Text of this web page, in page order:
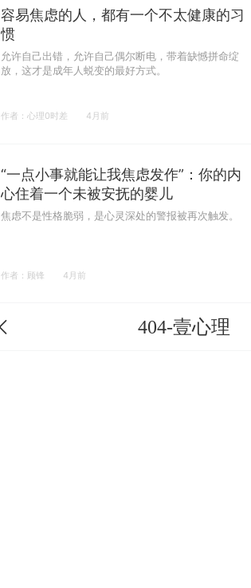
容易焦虑的人，都有一个不太健康的习
惯
允许自己出错，允许自己偶尔断电，带着缺憾拼命绽
放，这才是成年人蜕变的最好方式。
作者：心理0时差 4月前
“一点小事就能让我焦虑发作”：你的内
心住着一个未被安抚的婴儿
焦虑不是性格脆弱，是心灵深处的警报被再次触发。
作者：顾锋 4月前
404-壹心理